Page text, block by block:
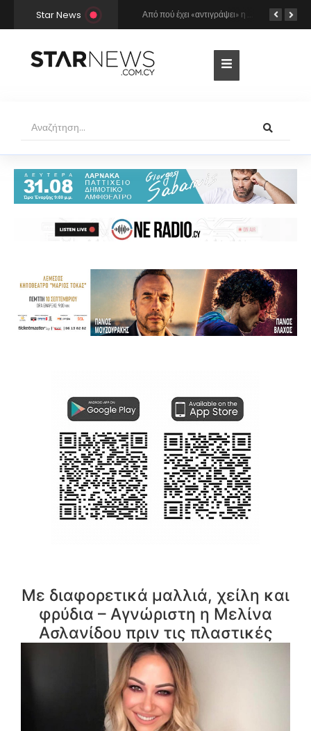
Star News Από πού έχει «αντιγράψει» η Άννα Βίσση και ο Νίκος Καρβέλας τη σούπερ επιτυχία «Σε περίπτωση που…»; Το βρήκε ο Mr Music
Με διαφορετικά μαλλιά, χείλη και
φρύδια – Αγνώριστη η Μελίνα
Ασλανίδου πριν τις πλαστικές